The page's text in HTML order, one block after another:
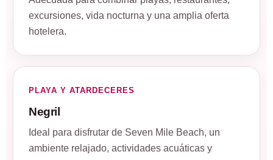
excursiones, vida nocturna y una amplia oferta
hotelera.
PLAYA Y ATARDECERES
Negril
Ideal para disfrutar de Seven Mile Beach, un
ambiente relajado, actividades acuáticas y